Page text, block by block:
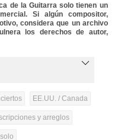
de la Guitarra solo tienen un
Si algún compositor,
considera que un archivo
los derechos de autor,
EE.UU. / Canada
y arreglos